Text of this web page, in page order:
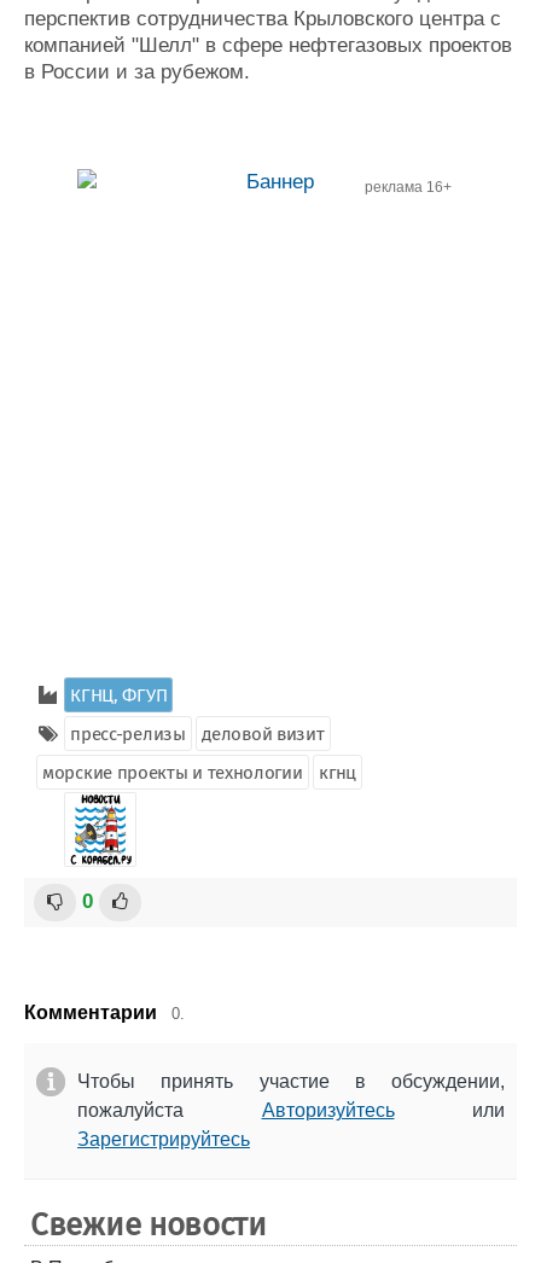
перспектив сотрудничества Крыловского центра с
компанией "Шелл" в сфере нефтегазовых проектов
в России и за рубежом.
реклама 16+
КГНЦ, ФГУП
пресс-релизы
деловой визит
морские проекты и технологии
кгнц
0
Комментарии 0.
Чтобы принять участие в обсуждении,
пожалуйста Авторизуйтесьили
Зарегистрируйтесь
Свежие новости